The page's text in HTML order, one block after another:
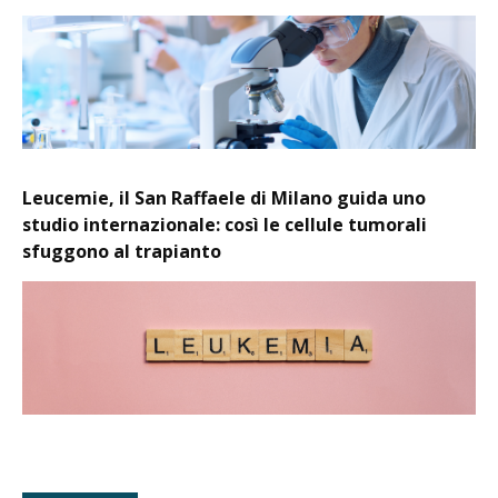
Leucemie, il San Raffaele di Milano guida uno
studio internazionale: così le cellule tumorali
sfuggono al trapianto